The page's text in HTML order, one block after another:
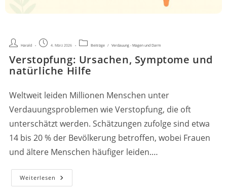
Verstopfung: Ursachen, Symptome und
natürliche Hilfe
Beitrags-
Autor:
Harald
Beitrag
veröffentlicht:
4. März 2026
Beitrags-
Kategorie:
Beiträge / Verdauung - Magen und Darm
Weltweit leiden Millionen Menschen unter
Verdauungsproblemen wie Verstopfung, die oft
unterschätzt werden. Schätzungen zufolge sind etwa
14 bis 20 % der Bevölkerung betroffen, wobei Frauen
und ältere Menschen häufiger leiden.…
Weiterlesen Verstopfung:
Ursachen,